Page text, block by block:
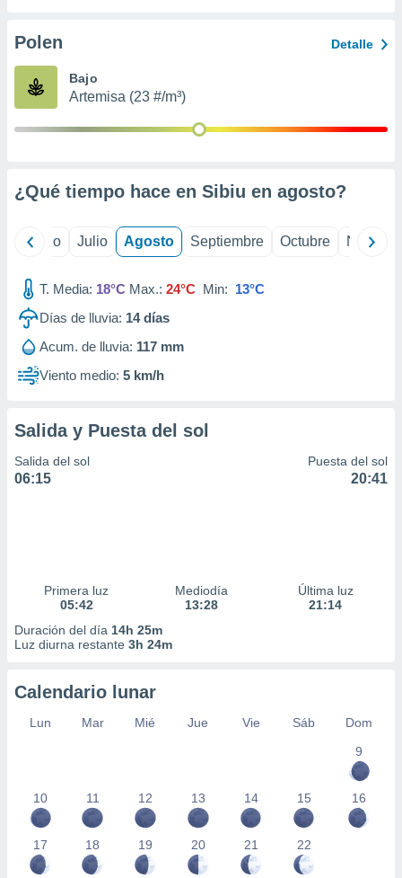
e
mediante
publicidad
publicidad
1199
Polen Detalle
Bajo
Artemisa (23 #/m³)
¿Qué tiempo hace en Sibiu en agosto?
Junio Julio Agosto Septiembre Octubre
T. Media: 18°C Max.: 24°C Min: 13°C
Días de lluvia: 14días
Acum. de lluvia: 117 mm
Viento medio: 5 km/h
Salida y Puesta del sol
Salida del sol
06:15
Puesta del sol
20:41
Primera luz
05:42
Mediodía
13:28
Última luz
21:14
Duración del día 14h 25m
Luz diurna restante 3h 24m
Calendario lunar
Lun Mar Mié Jue Vie Sáb
Dom
9
10 11 12 13 14 15 16
17 18 19 20 21 22